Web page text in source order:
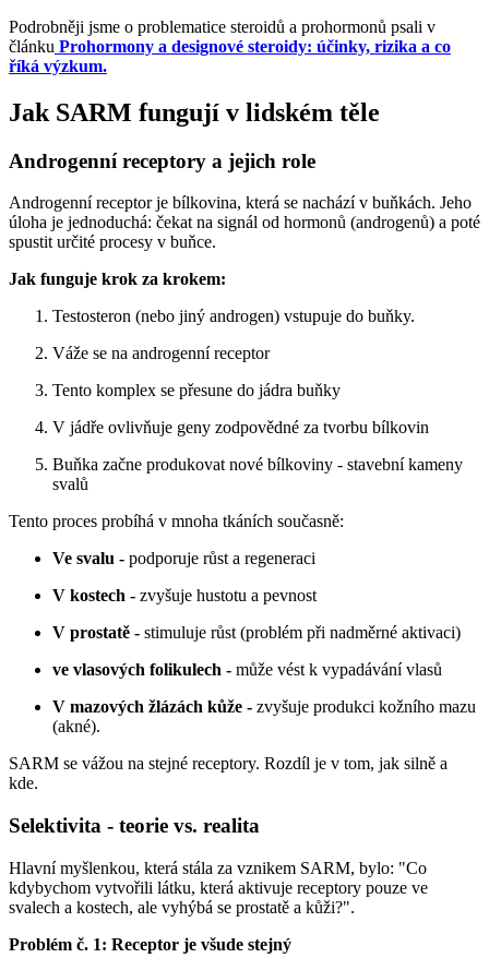
Podrobněji jsme o problematice steroidů a prohormonů psali v
článku Prohormony a designové steroidy: účinky, rizika a co
říká výzkum.
Jak SARM fungují v lidském těle
Androgenní receptory a jejich role
Androgenní receptor je bílkovina, která se nachází v buňkách. Jeho
úloha je jednoduchá: čekat na signál od hormonů (androgenů) a poté
spustit určité procesy v buňce.
Jak funguje krok za krokem:
Testosteron (nebo jiný androgen) vstupuje do buňky.
Váže se na androgenní receptor
Tento komplex se přesune do jádra buňky
V jádře ovlivňuje geny zodpovědné za tvorbu bílkovin
Buňka začne produkovat nové bílkoviny - stavební kameny
svalů
Tento proces probíhá v mnoha tkáních současně:
Ve svalu - podporuje růst a regeneraci
V kostech - zvyšuje hustotu a pevnost
V prostatě - stimuluje růst (problém při nadměrné aktivaci)
ve vlasových folikulech - může vést k vypadávání vlasů
V mazových žlázách kůže - zvyšuje produkci kožního mazu
(akné).
SARM se vážou na stejné receptory. Rozdíl je v tom, jak silně a
kde.
Selektivita - teorie vs. realita
Hlavní myšlenkou, která stála za vznikem SARM, bylo: "Co
kdybychom vytvořili látku, která aktivuje receptory pouze ve
svalech a kostech, ale vyhýbá se prostatě a kůži?".
Problém č. 1: Receptor je všude stejný